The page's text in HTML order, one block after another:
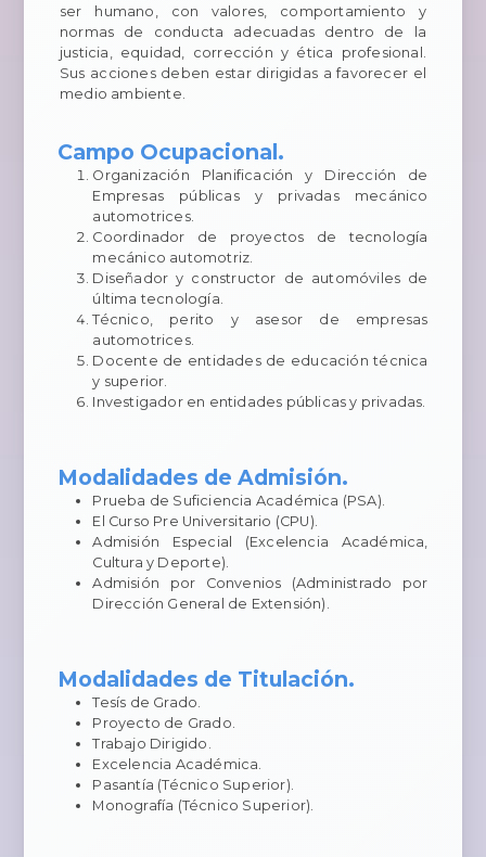
ser humano, con valores, comportamiento y
normas de conducta adecuadas dentro de la
justicia, equidad, corrección y ética profesional.
Sus acciones deben estar dirigidas a favorecer el
medio ambiente.
Campo Ocupacional.
Organización Planificación y Dirección de
Empresas públicas y privadas mecánico
automotrices.
Coordinador de proyectos de tecnología
mecánico automotriz.
Diseñador y constructor de automóviles de
última tecnología.
Técnico, perito y asesor de empresas
automotrices.
Docente de entidades de educación técnica
y superior.
Investigador en entidades públicas y privadas.
Modalidades de Admisión.
Prueba de Suficiencia Académica (PSA).
El Curso Pre Universitario (CPU).
Admisión Especial (Excelencia Académica,
Cultura y Deporte).
Admisión por Convenios (Administrado por
Dirección General de Extensión).
Modalidades de Titulación.
Tesís de Grado.
Proyecto de Grado.
Trabajo Dirigido.
Excelencia Académica.
Pasantía (Técnico Superior).
Monografía (Técnico Superior).